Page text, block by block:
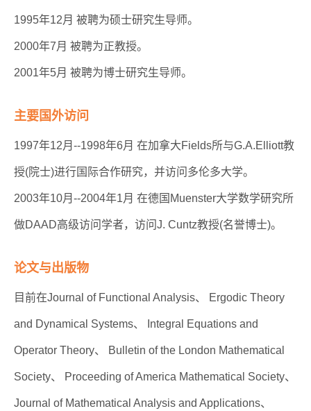
1995年12月 被聘为硕士研究生导师。
2000年7月 被聘为正教授。
2001年5月 被聘为博士研究生导师。
主要国外访问
1997年12月--1998年6月 在加拿大Fields所与G.A.Elliott教
授(院士)进行国际合作研究，并访问多伦多大学。
2003年10月--2004年1月 在德国Muenster大学数学研究所
做DAAD高级访问学者，访问J. Cuntz教授(名誉博士)。
论文与出版物
目前在Journal of Functional Analysis、 Ergodic Theory
and Dynamical Systems、 Integral Equations and
Operator Theory、 Bulletin of the London Mathematical
Society、 Proceeding of America Mathematical Society、
Journal of Mathematical Analysis and Applications、